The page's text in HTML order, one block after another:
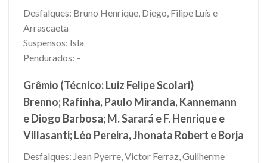
Desfalques: Bruno Henrique, Diego, Filipe Luís e
Arrascaeta
Suspensos: Isla
Pendurados: –
Grêmio (Técnico: Luiz Felipe Scolari)
Brenno; Rafinha, Paulo Miranda, Kannemann
e Diogo Barbosa; M. Sarará e F. Henrique e
Villasanti; Léo Pereira, Jhonata Robert e Borja
Desfalques: Jean Pyerre, Victor Ferraz, Guilherme